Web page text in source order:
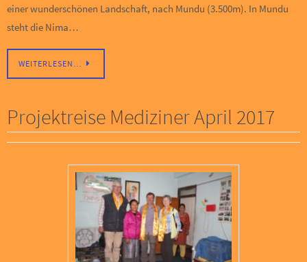
einer wunderschönen Landschaft, nach Mundu (3.500m). In Mundu
steht die Nima…
WEITERLESEN…
Projektreise Mediziner April 2017